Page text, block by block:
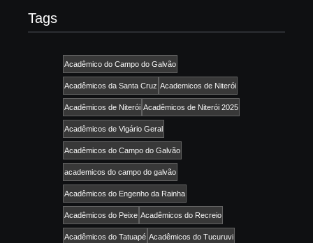
Tags
Acadêmico do Campo do Galvão
Acadêmicos da Santa Cruz Academicos de Niterói
Acadêmicos de Niterói Acadêmicos de Niterói 2025
Acadêmicos de Vigário Geral
Acadêmicos do Campo do Galvão
academicos do campo do galvão
Acadêmicos do Engenho da Rainha
Acadêmicos do Peixe Acadêmicos do Recreio
Acadêmicos do Tatuapé Acadêmicos do Tucuruvi